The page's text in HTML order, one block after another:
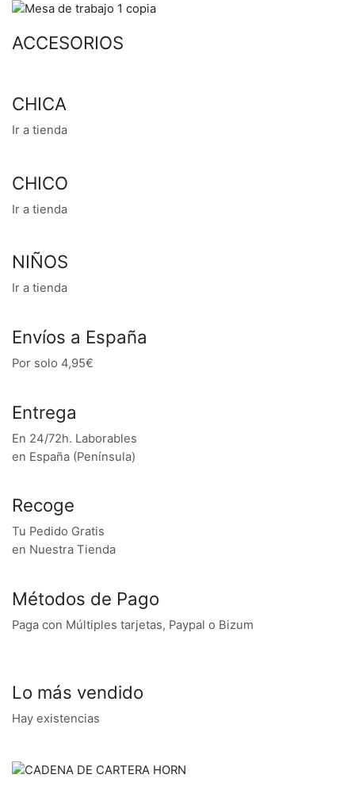
ACCESORIOS
CHICA
Ir a tienda
CHICO
Ir a tienda
NIÑOS
Ir a tienda
Envíos a España
Por solo 4,95€
Entrega
En 24/72h. Laborables
en España (Península)
Recoge
Tu Pedido Gratis
en Nuestra Tienda
Métodos de Pago
Paga con Múltiples tarjetas, Paypal o Bizum
Lo más vendido
Hay existencias